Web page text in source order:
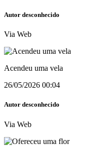
Autor desconhecido
Via Web
Acendeu uma vela
26/05/2026 00:04
Autor desconhecido
Via Web